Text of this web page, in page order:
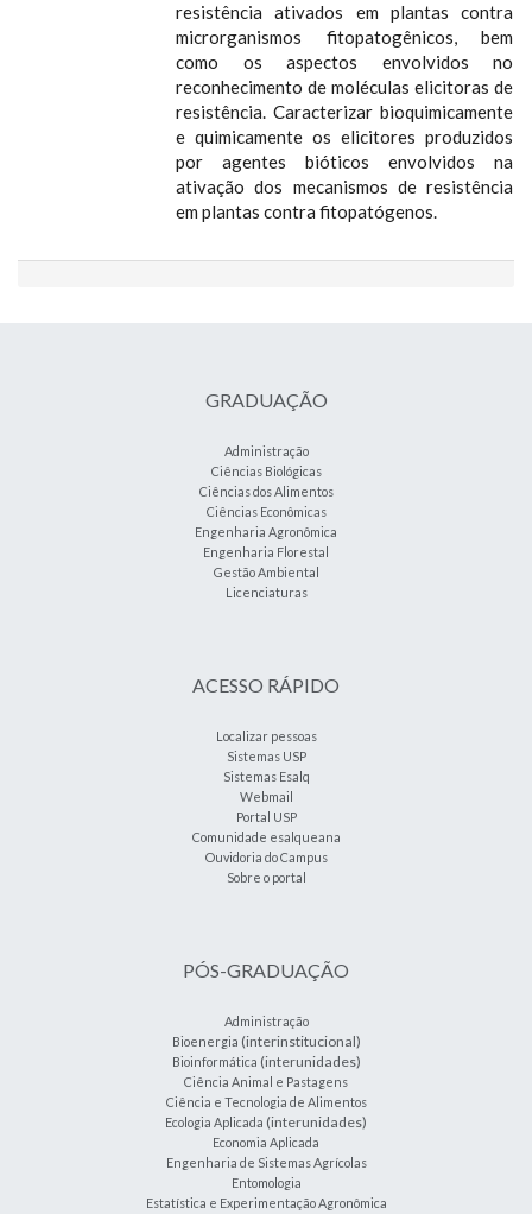
resistência ativados em plantas contra
microrganismos fitopatogênicos, bem
como os aspectos envolvidos no
reconhecimento de moléculas elicitoras de
resistência. Caracterizar bioquimicamente
e quimicamente os elicitores produzidos
por agentes bióticos envolvidos na
ativação dos mecanismos de resistência
em plantas contra fitopatógenos.
GRADUAÇÃO
Administração
Ciências Biológicas
Ciências dos Alimentos
Ciências Econômicas
Engenharia Agronômica
Engenharia Florestal
Gestão Ambiental
Licenciaturas
ACESSO RÁPIDO
Localizar pessoas
Sistemas USP
Sistemas Esalq
Webmail
Portal USP
Comunidade esalqueana
Ouvidoria do Campus
Sobre o portal
PÓS-GRADUAÇÃO
Administração
Bioenergia (interinstitucional)
Bioinformática (interunidades)
Ciência Animal e Pastagens
Ciência e Tecnologia de Alimentos
Ecologia Aplicada (interunidades)
Economia Aplicada
Engenharia de Sistemas Agrícolas
Entomologia
Estatística e Experimentação Agronômica